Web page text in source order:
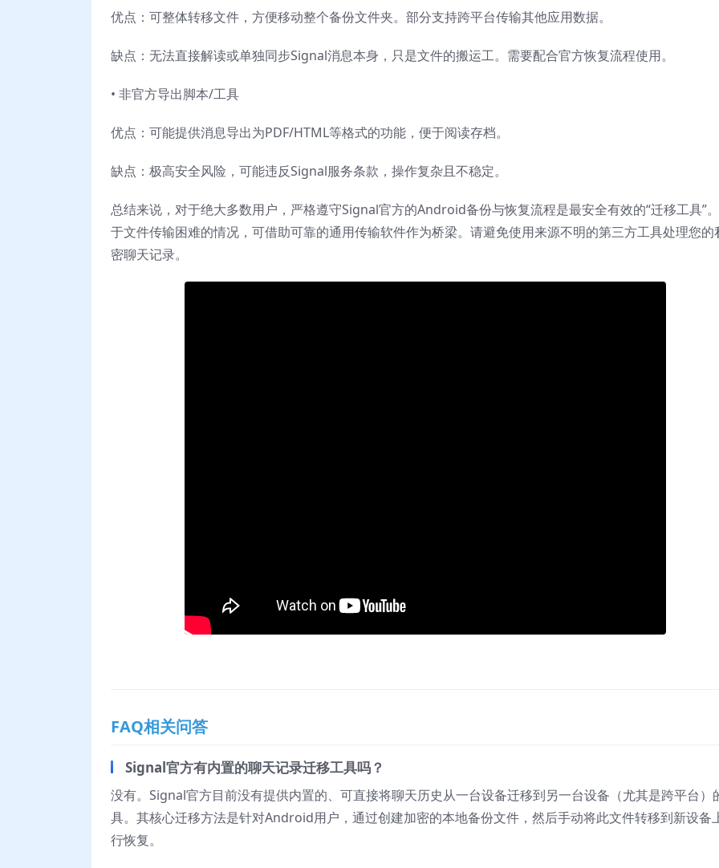
优点：可整体转移文件，方便移动整个备份文件夹。部分支持跨平台传输其他应用数据。
缺点：无法直接解读或单独同步Signal消息本身，只是文件的搬运工。需要配合官方恢复流程使用。
• 非官方导出脚本/工具
优点：可能提供消息导出为PDF/HTML等格式的功能，便于阅读存档。
缺点：极高安全风险，可能违反Signal服务条款，操作复杂且不稳定。
总结来说，对于绝大多数用户，严格遵守Signal官方的Android备份与恢复流程是最安全有效的“迁移工具”
于文件传输困难的情况，可借助可靠的通用传输软件作为桥梁。请避免使用来源不明的第三方工具处理您的
密聊天记录。
FAQ相关问答
Signal官方有内置的聊天记录迁移工具吗？
没有。Signal官方目前没有提供内置的、可直接将聊天历史从一台设备迁移到另一台设备（尤其是跨平台）
具。其核心迁移方法是针对Android用户，通过创建加密的本地备份文件，然后手动将此文件转移到新设备
行恢复。